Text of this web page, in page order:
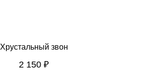
Хрустальный звон
2 150 ₽